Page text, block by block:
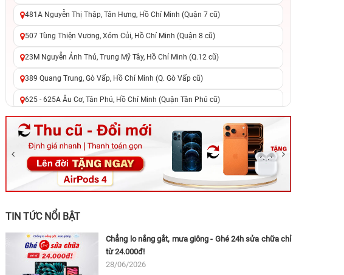
chuyển đổi, 0 gọi người thân
chuyển đổi, 0 gọi người thân
481A Nguyễn Thị Thập, Tân Hưng, Hồ Chí Minh (Quận 7 cũ)
507 Tùng Thiện Vương, Xóm Củi, Hồ Chí Minh (Quận 8 cũ)
23M Nguyễn Ảnh Thủ, Trung Mỹ Tây, Hồ Chí Minh (Q.12 cũ)
389 Quang Trung, Gò Vấp, Hồ Chí Minh (Q. Gò Vấp cũ)
625 - 625A Âu Cơ, Tân Phú, Hồ Chí Minh (Quận Tân Phú cũ)
326 Lê Văn Việt, Tăng Nhơn Phú, Hồ Chí Minh (Q.9 TP. Thủ Đức cũ)
256 Võ Văn Ngân, Thủ Đức, Hồ Chí Minh (Bình Thọ, TP. Thủ Đức Cũ)
70 Nguyễn An Ninh, Dĩ An, Hồ Chí Minh (Bình Dương Cũ)
24h Vũng Tàu: 162A Ba Cu, Vũng Tàu, Hồ Chí Minh (TP. Vũng Tàu cũ)
TIN TỨC NỔI BẬT
Chẳng lo nắng gắt, mưa giông - Ghé 24h sửa chữa chỉ
từ 24.000đ!
28/06/2026